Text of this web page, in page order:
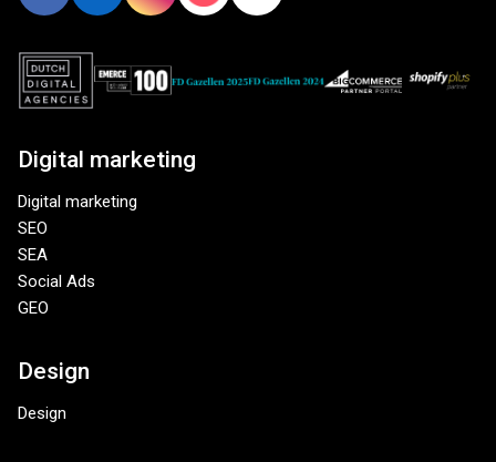
Digital marketing
Digital marketing
SEO
SEA
Social Ads
GEO
Design
Design